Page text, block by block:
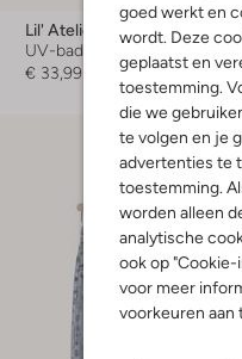
goed werkt en
wordt. Deze
geplaatst en
toestemming.
die we
te volgen en je
advertenties te
toestemming.
worden alleen
analytische
ook op
voor meer
voorkeuren aan
Lil' Atelier
UV-badkleding
€ 33,99